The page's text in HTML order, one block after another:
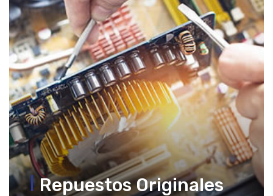
Repuestos Originales